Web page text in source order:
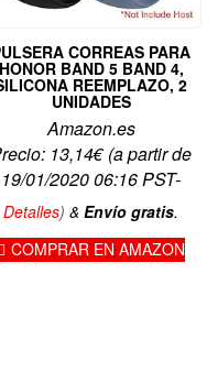
CORREAS PARA
HONOR BAND 5 BAND 4,
REEMPLAZO, 2
UNIDADES
Amazon.es
13,14€(a partir de
19/01/2020 06:16 PST-
Detalles)&Envío gratis.
COMPRAR EN AMAZON